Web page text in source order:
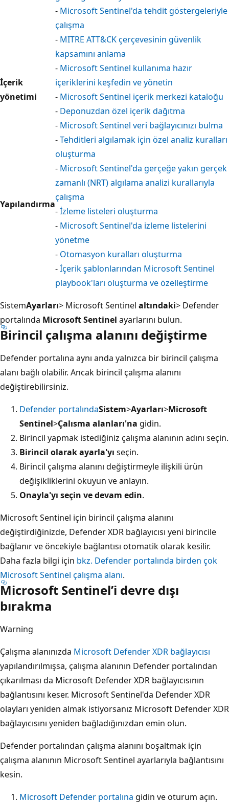
- Microsoft Sentinel'da tehdit göstergeleriyle
çalışma
- MITRE ATT&CK çerçevesinin güvenlik
kapsamını anlama
İçerik
yönetimi
- Microsoft Sentinel kullanıma hazır
içeriklerini keşfedin ve yönetin
- Microsoft Sentinel içerik merkezi kataloğu
- Deponuzdan özel içerik dağıtma
Yapılandırma
- Microsoft Sentinel veri bağlayıcınızı bulma
-Tehditleri algılamak için özel analiz kuralları
oluşturma
- Microsoft Sentinel'da gerçeğe yakın gerçek
zamanlı (NRT) algılama analizi kurallarıyla
çalışma
-İzleme listeleri oluşturma
- Microsoft Sentinel'da izleme listelerini
yönetme
- Otomasyon kuralları oluşturma
-İçerik şablonlarından Microsoft Sentinel
playbook'ları oluşturma ve özelleştirme
SistemAyarları> Microsoft Sentinel altındaki> Defender
portalında Microsoft Sentinel ayarlarını bulun.
Birincil çalışma alanını değiştirme
Defender portalına aynı anda yalnızca bir birincil çalışma
alanı bağlı olabilir. Ancak birincil çalışma alanını
değiştirebilirsiniz.
Defender portalındaSistem>Ayarları>Microsoft
Sentinel>Çalısma alanları'na gidin.
Birincil yapmak istediğiniz çalışma alanının adını seçin.
Birincil olarak ayarla'yı seçin.
Birincil çalışma alanını değiştirmeyle ilişkili ürün
değişikliklerini okuyun ve anlayın.
Onayla'yı seçin ve devam edin.
Microsoft Sentinel için birincil çalışma alanını
değiştirdiğinizde, Defender XDR bağlayıcısı yeni birincile
bağlanır ve öncekiyle bağlantısı otomatik olarak kesilir.
Daha fazla bilgi için bkz. Defender portalında birden çok
Microsoft Sentinel çalışma alanı.
Microsoft Sentinel’i devre dışı
bırakma
Warning
Çalışma alanınızda Microsoft Defender XDR bağlayıcısı
yapılandırılmışsa, çalışma alanının Defender portalından
çıkarılması da Microsoft Defender XDR bağlayıcısının
bağlantısını keser. Microsoft Sentinel'da Defender XDR
olayları yeniden almak istiyorsanız Microsoft Defender XDR
bağlayıcısını yeniden bağladığınızdan emin olun.
Defender portalından çalışma alanını boşaltmak için
çalışma alanının Microsoft Sentinel ayarlarıyla bağlantısını
kesin.
Microsoft Defender portalına gidin ve oturum açın.